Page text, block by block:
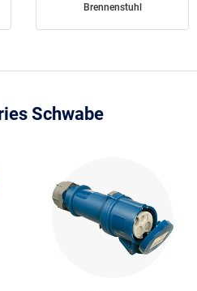
Brennenstuhl
Schwabe